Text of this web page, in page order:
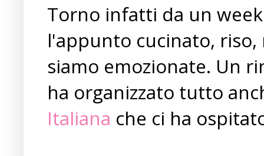
Torno infatti da un
l'appunto cucinato,
siamo emozionate. Un
ha organizzato tutto
Italiana che ci ha